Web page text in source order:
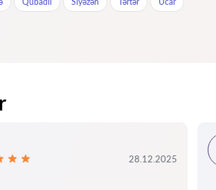
28.12.2025